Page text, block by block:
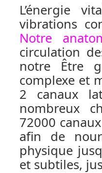
L’énergie
vibrations
Notre
circulation
notre Être
complexe et
2 canaux
nombreux
72000
afin de
physique
et subtiles,